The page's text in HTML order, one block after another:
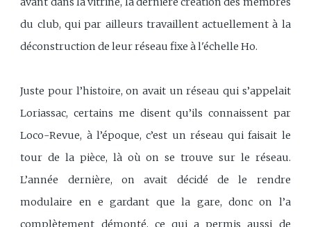
du club, qui par ailleurs travaillent actuellement à la
déconstruction de leur réseau fixe à l'échelle Ho.
Juste pour l’histoire, on avait un réseau qui s’appelait
Loriassac, certains me disent qu’ils connaissent par
Loco-Revue, à l’époque, c’est un réseau qui faisait le
tour de la pièce, là où on se trouve sur le réseau.
L’année dernière, on avait décidé de le rendre
modulaire en e gardant que la gare, donc on l’a
complètement démonté, ce qui a permis aussi de